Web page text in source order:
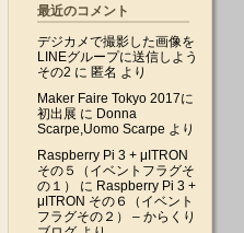
最近のコメント
デジカメで撮影した画像を
LINEグループに送信しよう
その2 に 匿名 より
Maker Faire Tokyo 2017に
初出展 に Donna
Scarpe,Uomo Scarpe より
Raspberry Pi 3 + μITRON
その５（イベントフラグそ
の１）
に Raspberry Pi 3 +
μITRON その６（イベント
フラグその２） – からくり